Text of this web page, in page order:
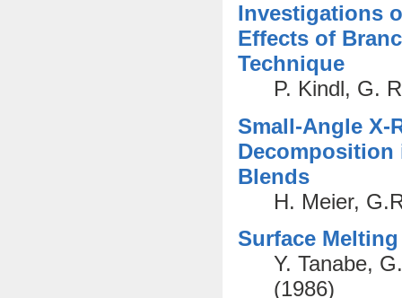
Investigations
Effects of
Technique
P. Kindl, G.
Small-Angle X-
Decomposition
Blends
H. Meier,
Surface
Y. Tanabe,
(1986)